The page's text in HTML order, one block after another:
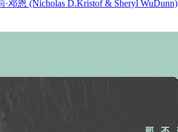
邓恩 (Nicholas D.Kristof & Sheryl WuDunn)